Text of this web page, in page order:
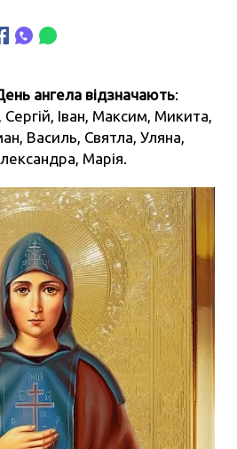
ангела відзначають:
Сергій, Іван, Максим, Микита,
Василь, Святла, Уляна,
Марія.